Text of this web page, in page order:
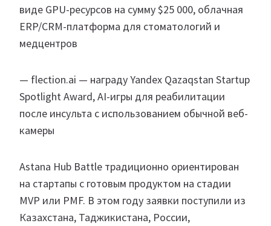
виде GPU-ресурсов на сумму $25 000, облачная
ERP/CRM-платформа для стоматологий и
медцентров
— flection.ai — награду Yandex Qazaqstan Startup
Spotlight Award, AI-игры для реабилитации
после инсульта с использованием обычной веб-
камеры
Astana Hub Battle традиционно ориентирован
на стартапы с готовым продуктом на стадии
MVP или PMF. В этом году заявки поступили из
Казахстана, Таджикистана, России,